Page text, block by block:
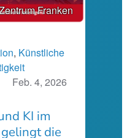
Franken
, Künstliche
Feb. 4, 2026
KI im
die